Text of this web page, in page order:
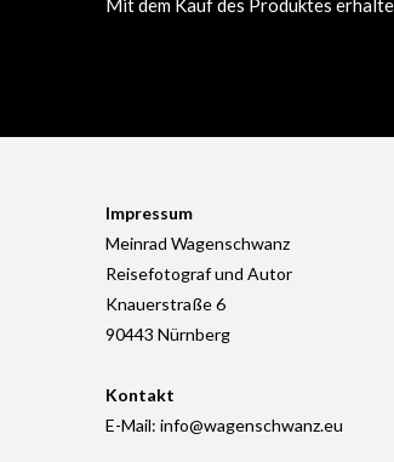
Mit dem Kauf des Produktes
Impressum
Meinrad Wagenschwanz
Reisefotograf und Autor
Knauerstraße 6
90443 Nürnberg
Kontakt
E-Mail: info@wagenschwanz.eu